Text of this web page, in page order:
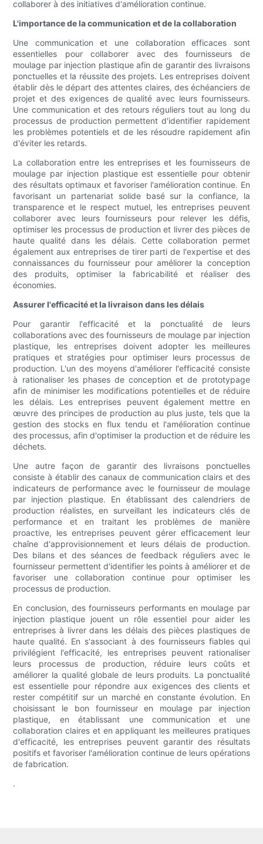
collaborer à des initiatives d'amélioration continue.
L'importance de la communication et de la collaboration
Une communication et une collaboration efficaces sont
essentielles pour collaborer avec des fournisseurs de
moulage par injection plastique afin de garantir des livraisons
ponctuelles et la réussite des projets. Les entreprises doivent
établir dès le départ des attentes claires, des échéanciers de
projet et des exigences de qualité avec leurs fournisseurs.
Une communication et des retours réguliers tout au long du
processus de production permettent d'identifier rapidement
les problèmes potentiels et de les résoudre rapidement afin
d'éviter les retards.
La collaboration entre les entreprises et les fournisseurs de
moulage par injection plastique est essentielle pour obtenir
des résultats optimaux et favoriser l'amélioration continue. En
favorisant un partenariat solide basé sur la confiance, la
transparence et le respect mutuel, les entreprises peuvent
collaborer avec leurs fournisseurs pour relever les défis,
optimiser les processus de production et livrer des pièces de
haute qualité dans les délais. Cette collaboration permet
également aux entreprises de tirer parti de l'expertise et des
connaissances du fournisseur pour améliorer la conception
des produits, optimiser la fabricabilité et réaliser des
économies.
Assurer l'efficacité et la livraison dans les délais
Pour garantir l'efficacité et la ponctualité de leurs
collaborations avec des fournisseurs de moulage par injection
plastique, les entreprises doivent adopter les meilleures
pratiques et stratégies pour optimiser leurs processus de
production. L'un des moyens d'améliorer l'efficacité consiste
à rationaliser les phases de conception et de prototypage
afin de minimiser les modifications potentielles et de réduire
les délais. Les entreprises peuvent également mettre en
œuvre des principes de production au plus juste, tels que la
gestion des stocks en flux tendu et l'amélioration continue
des processus, afin d'optimiser la production et de réduire les
déchets.
Une autre façon de garantir des livraisons ponctuelles
consiste à établir des canaux de communication clairs et des
indicateurs de performance avec le fournisseur de moulage
par injection plastique. En établissant des calendriers de
production réalistes, en surveillant les indicateurs clés de
performance et en traitant les problèmes de manière
proactive, les entreprises peuvent gérer efficacement leur
chaîne d'approvisionnement et leurs délais de production.
Des bilans et des séances de feedback réguliers avec le
fournisseur permettent d'identifier les points à améliorer et de
favoriser une collaboration continue pour optimiser les
processus de production.
En conclusion, des fournisseurs performants en moulage par
injection plastique jouent un rôle essentiel pour aider les
entreprises à livrer dans les délais des pièces plastiques de
haute qualité. En s'associant à des fournisseurs fiables qui
privilégient l'efficacité, les entreprises peuvent rationaliser
leurs processus de production, réduire leurs coûts et
améliorer la qualité globale de leurs produits. La ponctualité
est essentielle pour répondre aux exigences des clients et
rester compétitif sur un marché en constante évolution. En
choisissant le bon fournisseur en moulage par injection
plastique, en établissant une communication et une
collaboration claires et en appliquant les meilleures pratiques
d'efficacité, les entreprises peuvent garantir des résultats
positifs et favoriser l'amélioration continue de leurs opérations
de fabrication.
.